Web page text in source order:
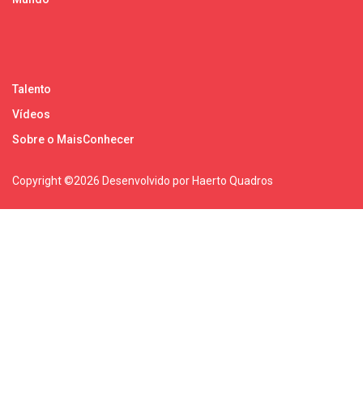
Talento
Vídeos
Sobre o MaisConhecer
Copyright ©2026 Desenvolvido por Haerto Quadros